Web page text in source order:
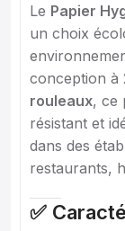
Le Papier
un choix
conception à
rouleaux, ce
résistant et
dans des
restaurants,
✅